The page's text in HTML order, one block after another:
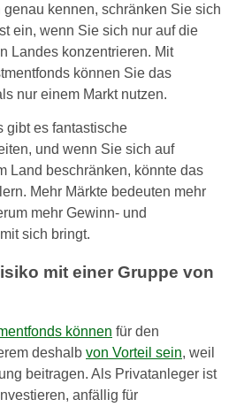
kennen, schränken Sie sich
ein, wenn Sie sich nur auf die
Landes konzentrieren. Mit
können Sie das
nur einem Markt nutzen.
gibt es fantastische
und wenn Sie sich auf
Land beschränken, könnte das
Mehr Märkte bedeuten mehr
mehr Gewinn- und
sich bringt.
mit einer Gruppe von
können für den
deshalb von Vorteil sein, weil
beitragen. Als Privatanleger ist
anfällig für